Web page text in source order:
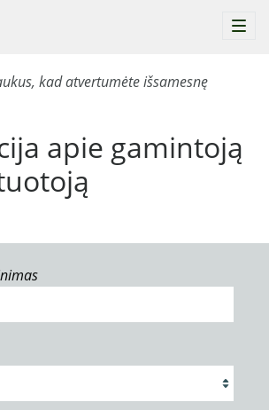
apie gamintoją
kad atvertumėte išsamesnę